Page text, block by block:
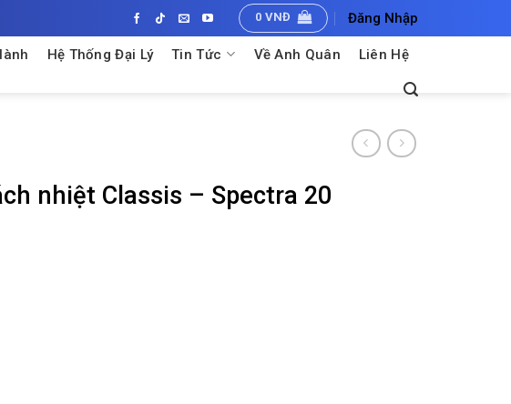
0VNĐ Đăng Nhập
Hệ Thống Đại Lý Tin Tức Về Anh Quân Liên Hệ
nhiệt Classis – Spectra 20